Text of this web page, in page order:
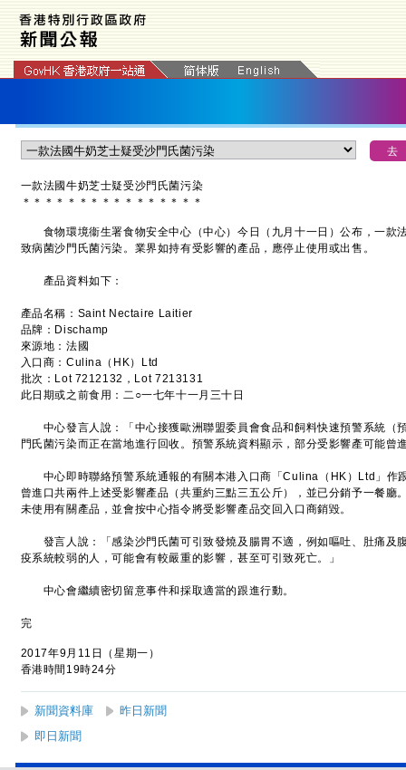
一款法國牛奶芝士疑受沙門氏菌污染
＊ ＊ ＊ ＊ ＊ ＊ ＊ ＊ ＊ ＊ ＊ ＊ ＊ ＊ ＊ ＊
食物環境衞生署食物安全中心（中心）今日（九月十一日）公布，一款
致病菌沙門氏菌污染。業界如持有受影響的產品，應停止使用或出售。
產品資料如下：
產品名稱：Saint Nectaire Laitier
品牌：Dischamp
來源地：法國
入口商：Culina（HK）Ltd
批次：Lot 7212132，Lot 7213131
此日期或之前食用：二○一七年十一月三十日
中心發言人說：「中心接獲歐洲聯盟委員會食品和飼料快速預警系統（
門氏菌污染而正在當地進行回收。預警系統資料顯示，部分受影響產可能曾
中心即時聯絡預警系統通報的有關本港入口商「Culina（HK）Ltd」作
曾進口共兩件上述受影響產品（共重約三點三五公斤），並已分銷予一餐廳
未使用有關產品，並會按中心指令將受影響產品交回入口商銷毀。
發言人說：「感染沙門氏菌可引致發燒及腸胃不適，例如嘔吐、肚痛及
疫系統較弱的人，可能會有較嚴重的影響，甚至可引致死亡。」
中心會繼續密切留意事件和採取適當的跟進行動。
完
2017年9月11日（星期一）
香港時間19時24分
新聞資料庫
昨日新聞
即日新聞